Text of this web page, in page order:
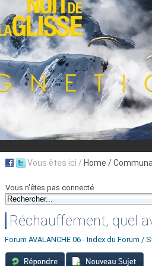
Aujourd'hui : T° Min : °C T° Max :°C
Suivez en direct l'actualité des stations
Vous êtes ici / Home /
Vous n'êtes pas connecté
Réchauffement, quel
Forum AVALANCHE 06 - Index du Forum /